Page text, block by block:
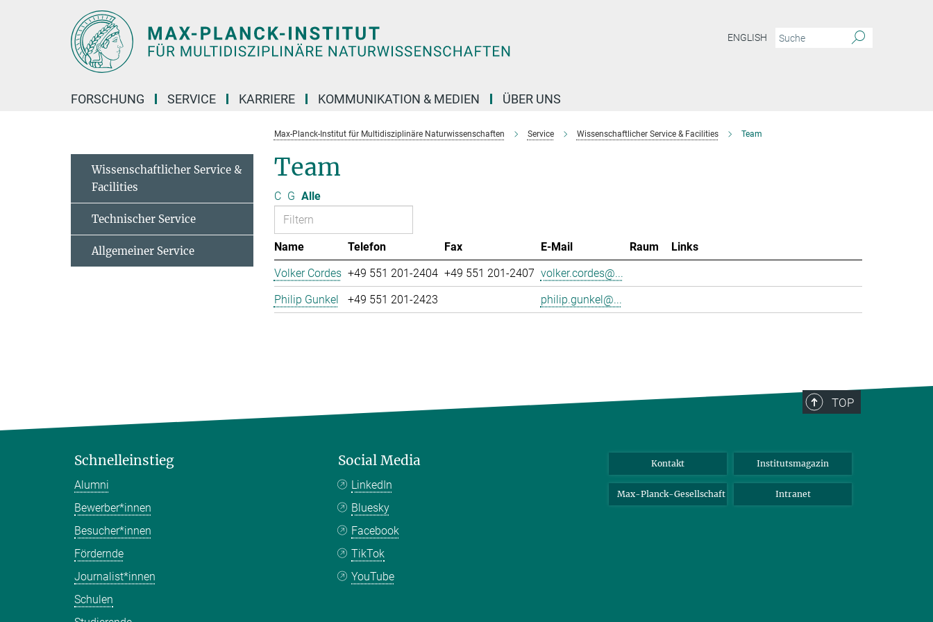
ENGLISH
FORSCHUNG SERVICE KARRIERE KOMMUNIKATION & MEDIEN ÜBER UNS
Max-Planck-Institut für Multidisziplinäre Naturwissenschaften Service Wissenschaftlicher Service & Facilities Team
Team
C G Alle
Name Telefon Fax E-Mail Raum
Links
Volker Cordes +49 551 201-2404 +49 551 201-2407 volker.cordes@...
Philip Gunkel
+49 551 201-2423 philip.gunkel@...
Wissenschaftlicher Service &
Facilities
Technischer Service
Allgemeiner Service
TOP
Schnelleinstieg
Alumni
Bewerber*innen
Besucher*innen
Fördernde
Journalist*innen
Schulen
Social Media
LinkedIn
Bluesky
Facebook
TikTok
YouTube
Kontakt Institutsmagazin
Max-Planck-Gesellschaft Intranet